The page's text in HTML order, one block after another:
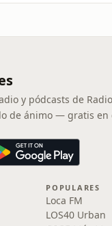
y pódcasts de
de ánimo — gratis en
POPULARES
Loca FM
LOS40 Urban